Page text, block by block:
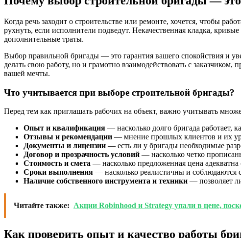
Когда речь заходит о строительстве или ремонте, хочется, чтобы
рухнуть, если исполнители подведут. Некачественная кладка,
дополнительные траты.
Выбор правильной бригады — это гарантия вашего спокойствия и
делать свою работу, но и грамотно взаимодействовать с
вашей мечты.
Что учитывается при выборе строительной бригады?
Перед тем как приглашать рабочих на объект, важно учитывать
Опыт и квалификация — насколько долго бригада работает,
Отзывы и рекомендации — мнение прошлых клиентов и их
Документы и лицензии — есть ли у бригады необходимые
Договор и прозрачность условий — насколько четко
Стоимость и смета — насколько предложенная цена адекватна
Сроки выполнения — насколько реалистичны и соблюдаются
Наличие собственного инструмента и техники — позволяет
Читайте также: Акции Robinhood и Strategy упали в цене,
Как проверить опыт и качество работы